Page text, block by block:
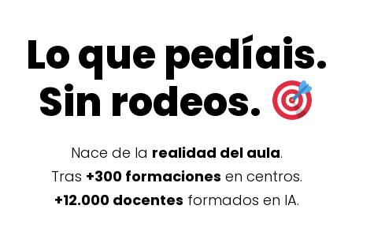
Lo que pedíais.
Sin rodeos.
Nace de la realidad del aula.
Tras +300 formaciones en centros.
+12.000 docentes formados en IA.